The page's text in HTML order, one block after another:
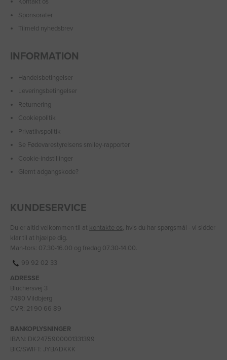
Sponsorater
Tilmeld nyhedsbrev
INFORMATION
Handelsbetingelser
Leveringsbetingelser
Returnering
Cookiepolitik
Privatlivspolitik
Se Fødevarestyrelsens smiley-rapporter
Cookie-indstillinger
Glemt adgangskode?
KUNDESERVICE
Du er altid velkommen til at kontakte os, hvis du har spørgsmål - vi sidder
klar til at hjælpe dig.
Man-tors: 07.30-16.00 og fredag 07.30-14.00.
99 92 02 33
ADRESSE
Blüchersvej 3
7480 Vildbjerg
CVR: 21 90 66 89
BANKOPLYSNINGER
IBAN: DK2475900001331399
BIC/SWIFT: JYBADKKK